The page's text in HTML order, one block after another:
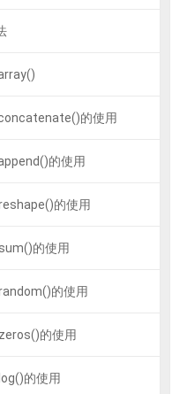
的使用
的使用
的使用
的使用
的使用
的使用
的使用